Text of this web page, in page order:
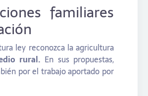
familiares
ley reconozca la agricultura
rural. En sus propuestas,
por el trabajo aportado por